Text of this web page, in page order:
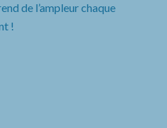
de l’ampleur chaque
!